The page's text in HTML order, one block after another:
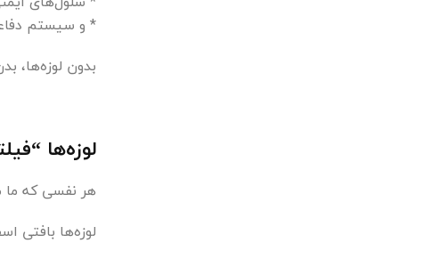
* و سیستم
بدون لوزه‌ها،
لوزه‌ها
هر نفسی که ما
لوزه‌ها بافتی